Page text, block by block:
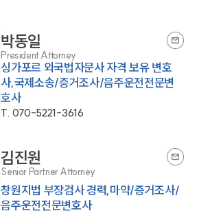
박동일
President Attorney
싱가포르 외국법자문사 자격 보유 변호
사,국제소송/증거조사/음주운전전문변
호사
T. 070-5221-3616
김진원
Senior Partner Attorney
창원지법 부장검사 경력,마약/증거조사/
음주운전전문변호사